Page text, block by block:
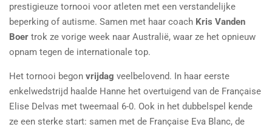
prestigieuze tornooi voor atleten met een verstandelijke
beperking of autisme. Samen met haar coach Kris Vanden
Boer trok ze vorige week naar Australië, waar ze het opnieuw
opnam tegen de internationale top.
Het tornooi begon vrijdag veelbelovend. In haar eerste
enkelwedstrijd haalde Hanne het overtuigend van de Française
Elise Delvas met tweemaal 6-0. Ook in het dubbelspel kende
ze een sterke start: samen met de Française Eva Blanc, de